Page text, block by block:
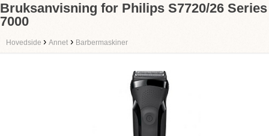
Bruksanvisning for Philips S7720/26 Series
7000
Hovedside › Annet › Barbermaskiner